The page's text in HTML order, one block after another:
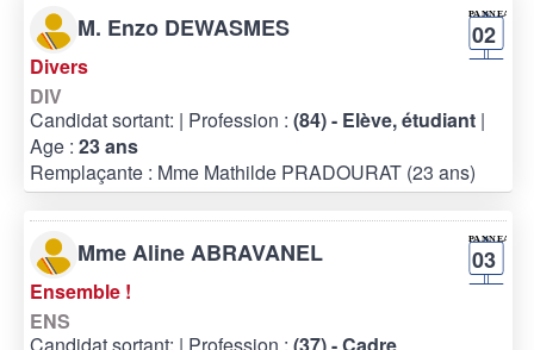
M. Enzo DEWASMES 02
Divers
DIV
Candidat sortant: | Profession : (84) - Elève, étudiant |
Age : 23 ans
Remplaçante : Mme Mathilde PRADOURAT (23 ans)
Mme Aline ABRAVANEL 03
Ensemble !
ENS
Candidat sortant: | Profession : (37) - Cadre